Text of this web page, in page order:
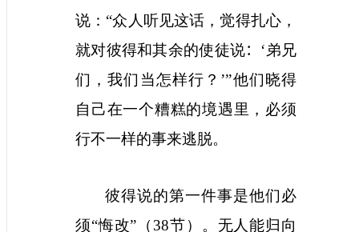
说：“众人听见这话，觉得扎心，
就对彼得和其余的使徒说：‘弟兄
们，我们当怎样行？ ’”他们晓得
自己在一个糟糕的境遇里，必须
行不一样的事来逃脱。
彼得说的第一件事是他们必
须“悔改”（ 38节）。无人能归向